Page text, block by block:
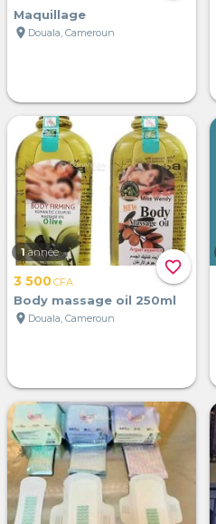
Maquillage
location_on Douala, Cameroun
favorite_border
1 année
3 500CFA
Body massage oil 250ml
location_on Douala, Cameroun